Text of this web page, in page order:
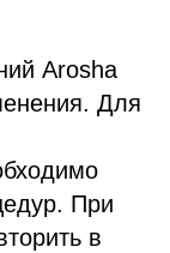
Arosha
Для
При
в